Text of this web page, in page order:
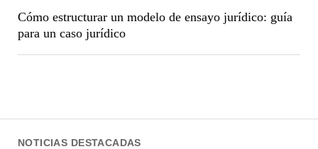
NOTICIAS DESTACADAS
Cómo estructurar un modelo de ensayo jurídico: guía
para un caso jurídico